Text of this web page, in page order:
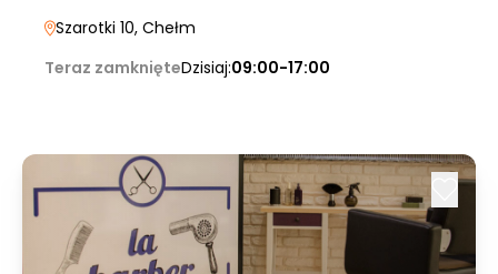
Szarotki 10, Chełm
Teraz zamknięteDzisiaj:09:00-17:00